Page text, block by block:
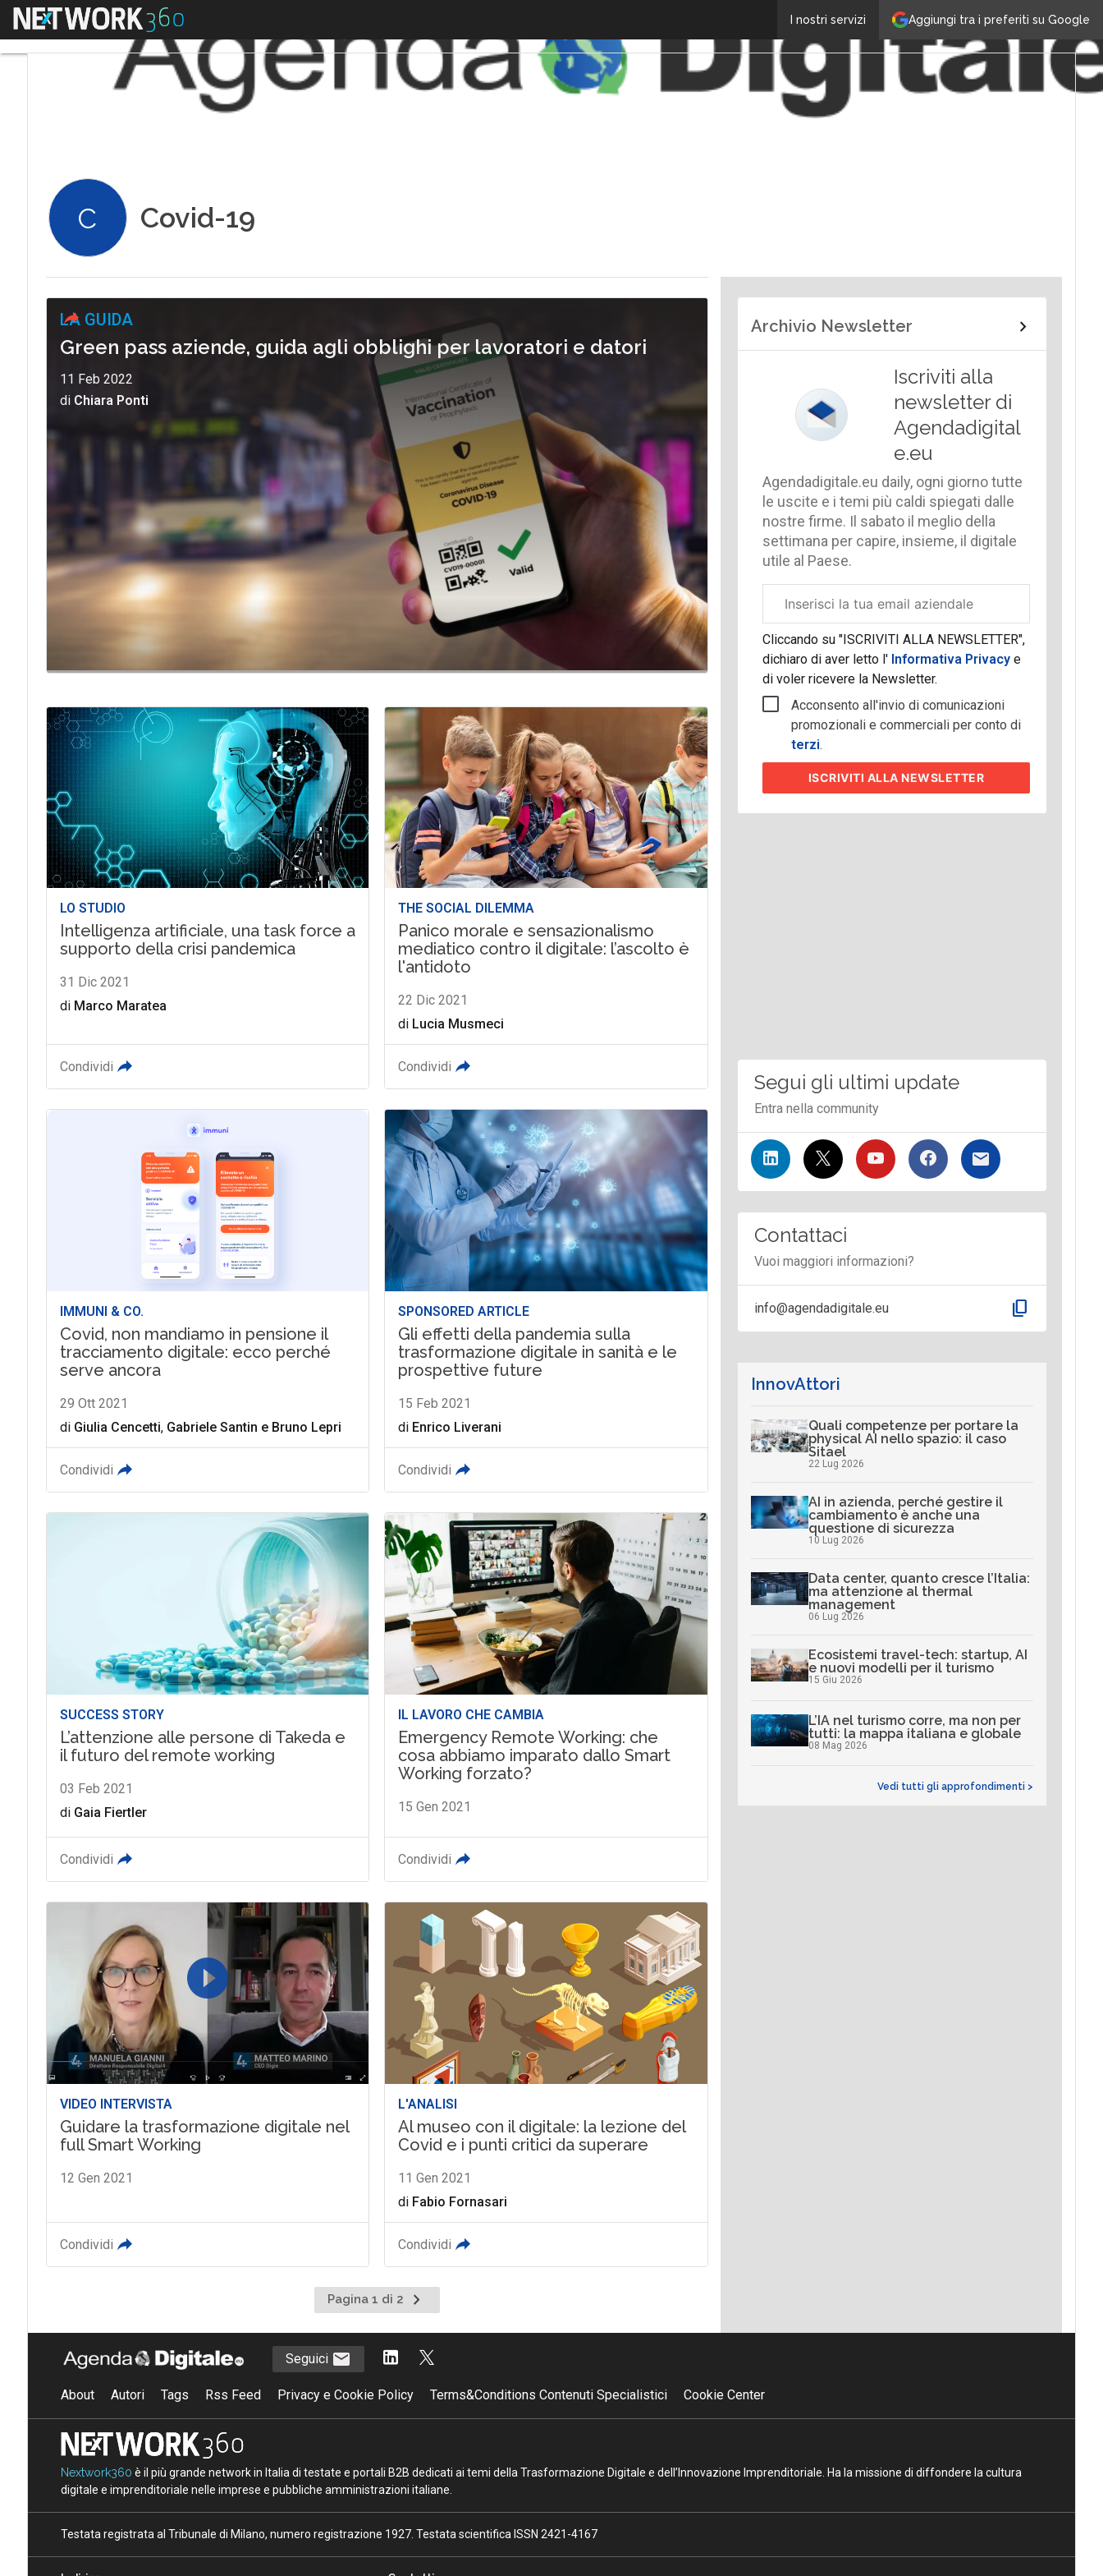
Aggiungi tra i preferiti su Google
I nostri servizi
Menu
C Covid-19
LA GUIDA
Green pass aziende, guida agli obblighi per lavoratori e datori
11 Feb 2022
di Chiara Ponti
LO STUDIO
Intelligenza artificiale, una task force a
supporto della crisi pandemica
31 Dic 2021
di Marco Maratea
Condividi
THE SOCIAL DILEMMA
Panico morale e sensazionalismo
mediatico contro il digitale: l’ascolto è
l'antidoto
22 Dic 2021
di Lucia Musmeci
Condividi
IMMUNI & CO.
Covid, non mandiamo in pensione il
tracciamento digitale: ecco perché
serve ancora
29 Ott 2021
di Giulia Cencetti, Gabriele Santin e Bruno Lepri
Condividi
SPONSORED ARTICLE
Gli effetti della pandemia sulla
trasformazione digitale in sanità e le
prospettive future
15 Feb 2021
di Enrico Liverani
Condividi
SUCCESS STORY
L’attenzione alle persone di Takeda e
il futuro del remote working
03 Feb 2021
di Gaia Fiertler
Condividi
IL LAVORO CHE CAMBIA
Emergency Remote Working: che
cosa abbiamo imparato dallo Smart
Working forzato?
15 Gen 2021
Condividi
VIDEO INTERVISTA
Guidare la trasformazione digitale nel
full Smart Working
12 Gen 2021
Condividi
L'ANALISI
Al museo con il digitale: la lezione del
Covid e i punti critici da superare
11 Gen 2021
di Fabio Fornasari
Condividi
Pagina 1 di 2
Pagina
successiva
Archivio Newsletter
Iscriviti alla
newsletter di
Agendadigital
e.eu
Agendadigitale.eu daily, ogni giorno tutte
le uscite e i temi più caldi spiegati dalle
nostre firme. Il sabato il meglio della
settimana per capire, insieme, il digitale
utile al Paese.
aziendale
Cliccando su "ISCRIVITI ALLA NEWSLETTER",
dichiaro di aver letto l'Informativa Privacy e
di voler ricevere la Newsletter.
Acconsento all'invio di comunicazioni
promozionali e commerciali per conto di
terzi.
ISCRIVITI ALLA NEWSLETTER
Segui gli ultimi update
Entra nella community
Contattaci
Vuoi maggiori informazioni?
info@agendadigitale.eu content_copy
InnovAttori
Quali competenze per portare la
physical AI nello spazio: il caso
Sitael
22 Lug 2026
AI in azienda, perché gestire il
cambiamento è anche una
questione di sicurezza
10 Lug 2026
Data center, quanto cresce l’Italia:
ma attenzione al thermal
management
06 Lug 2026
Ecosistemi travel-tech: startup, AI
e nuovi modelli per il turismo
15 Giu 2026
L’IA nel turismo corre, ma non per
tutti: la mappa italiana e globale
08 Mag 2026
Vedi tutti gli approfondimenti >
Seguici
About Autori Tags Rss Feed Privacy e Cookie Policy Terms&Conditions Contenuti Specialistici Cookie Center
Nextwork360 è il più grande network in Italia di testate e portali B2B dedicati ai temi della Trasformazione Digitale e dell’Innovazione Imprenditoriale. Ha la missione di diffondere la cultura
digitale e imprenditoriale nelle imprese e pubbliche amministrazioni italiane.
Testata registrata al Tribunale di Milano, numero registrazione 1927. Testata scientifica ISSN 2421-4167